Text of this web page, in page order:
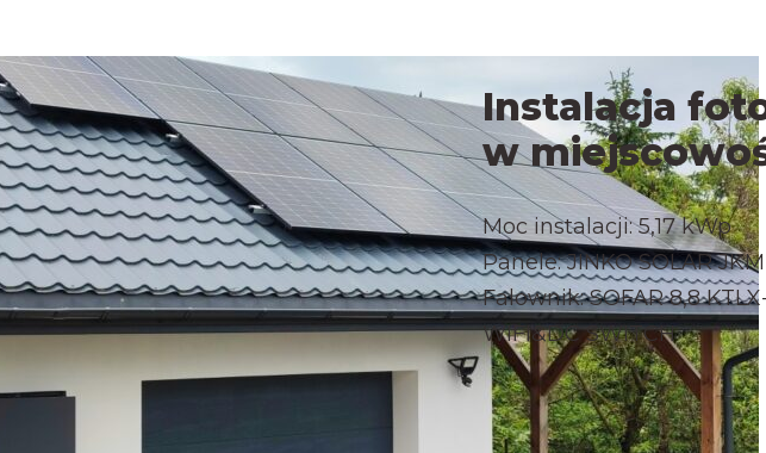
Instalacja
w
Moc instalacji: 5,17 kWp
Panele: JINKO SOLAR
Falownik: SOFAR 8,8
WIFI&DC SWITCH